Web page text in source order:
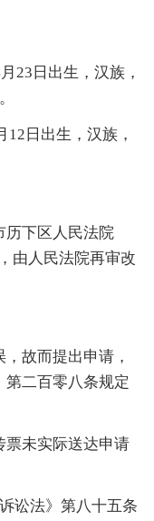
日出生，汉族，
日出生，汉族，
下区人民法院
由人民法院再审改
故而提出申请，
二百零八条规定
未实际送达申请
讼法》第八十五条